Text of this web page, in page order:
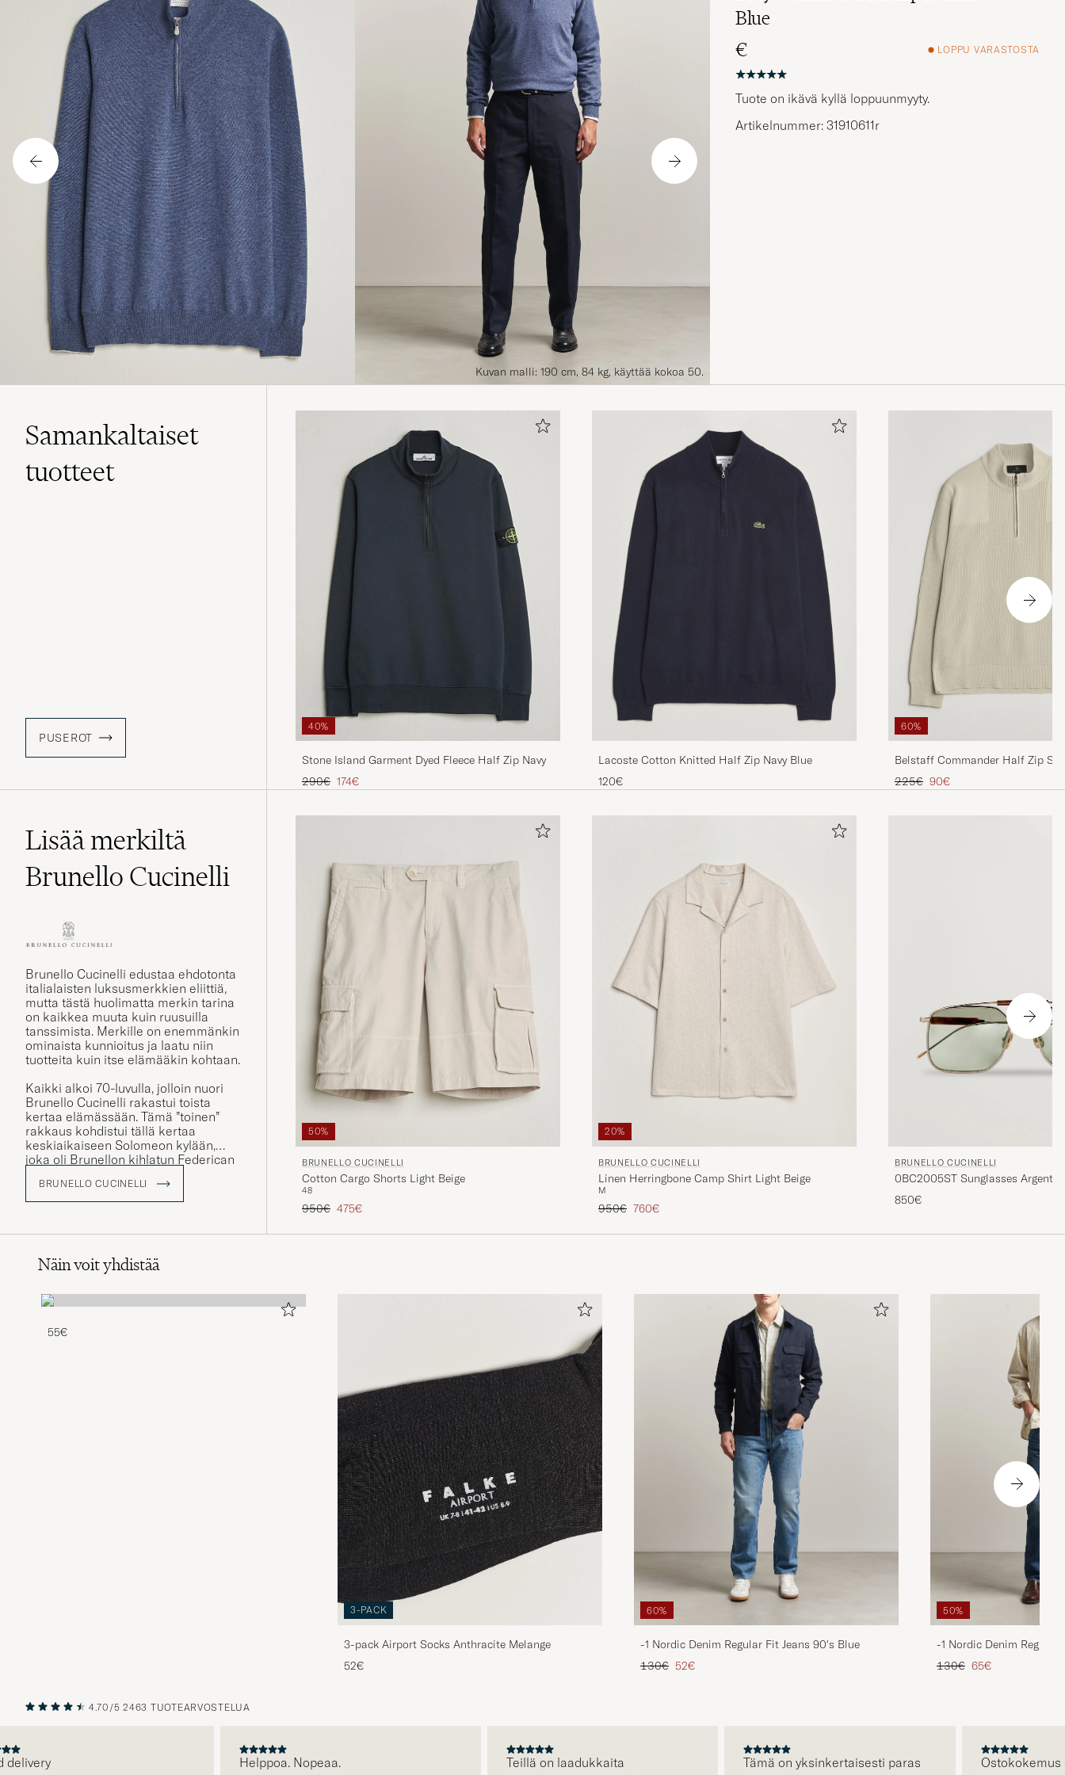
Kuvan malli: 190 cm, 84 kg, käyttää kokoa 50.
Blue
€
LOPPU VARASTOSTA
Tuote on ikävä kyllä loppuunmyyty.
Artikelnummer: 31910611r
Samankaltaiset
tuotteet
PUSEROT
40%
Stone Island Garment Dyed Fleece Half Zip Navy
Tavallinen hinta
290€ Alennettu hinta
174€
Lacoste Cotton Knitted Half Zip Navy Blue
120€
60%
Belstaff Commander Half Zip
Tavallinen hinta
225€ Alennettu hinta
90€
Lisää merkiltä
Brunello Cucinelli
Brunello Cucinelli edustaa ehdotonta
italialaisten luksusmerkkien eliittiä,
mutta tästä huolimatta merkin tarina
on kaikkea muuta kuin ruusuilla
tanssimista. Merkille on enemmänkin
ominaista kunnioitus ja laatu niin
tuotteita kuin itse elämääkin kohtaan.
Kaikki alkoi 70-luvulla, jolloin nuori
Brunello Cucinelli rakastui toista
kertaa elämässään. Tämä ”toinen”
rakkaus kohdistui tällä kertaa
keskiaikaiseen Solomeon kylään,
joka oli Brunellon kihlatun Federican
intohimonsa neuleisiin ja nykyäänkin,
noin puoli vuosisataa myöhemmin,
Brunellon suuri innovaatio.
BRUNELLO CUCINELLI
50%
BRUNELLO CUCINELLI
Cotton Cargo Shorts Light Beige
48
Tavallinen hinta
950€ Alennettu hinta
475€
20%
BRUNELLO CUCINELLI
Linen Herringbone Camp Shirt Light Beige
M
Tavallinen hinta
950€ Alennettu hinta
760€
BRUNELLO CUCINELLI
0BC2005ST Sunglasses Argento
850€
Näin voit yhdistää
55€
3-PACK
3-pack Airport Socks Anthracite Melange
52€
60%
-1 Nordic Denim Regular Fit Jeans 90's Blue
Tavallinen hinta
130€ Alennettu hinta
52€
50%
-1 Nordic Denim Regular
Tavallinen hinta
130€ Alennettu hinta
65€
EDELLINEN
4.70/5 2463 TUOTEARVOSTELUA
Helppoa. Nopeaa.
Teillä on laadukkaita
Tämä on yksinkertaisesti paras
Ostokokemus